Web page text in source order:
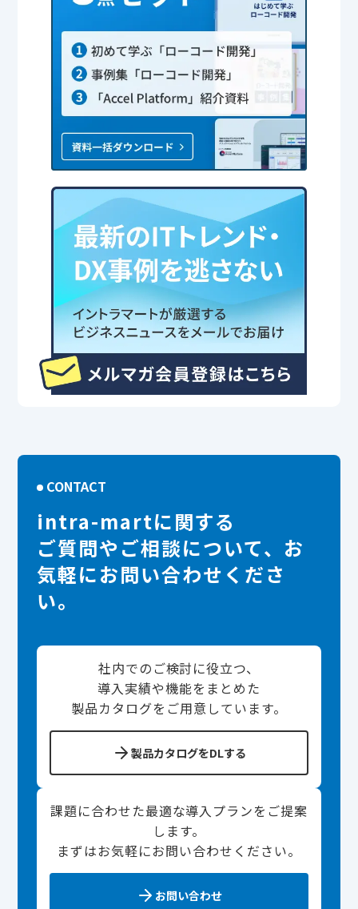
CONTACT
intra-martに関する
ご質問やご相談について、お
気軽にお問い合わせくださ
い。
社内でのご検討に役立つ、
導入実績や機能をまとめた
製品カタログをご用意しています。
製品カタログをDLする
課題に合わせた最適な導入プランをご提案
します。
まずはお気軽にお問い合わせください。
お問い合わせ